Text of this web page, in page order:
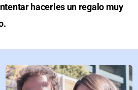
hacerles un regalo muy